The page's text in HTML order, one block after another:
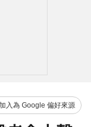
入為 Google 偏好來源